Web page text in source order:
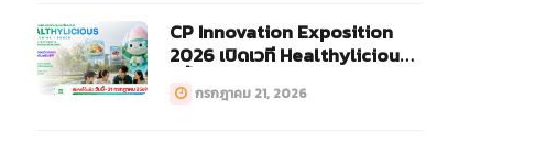
CP Innovation Exposition
2026 เปิดเวที Healthylicious
กรกฎาคม 21, 2026